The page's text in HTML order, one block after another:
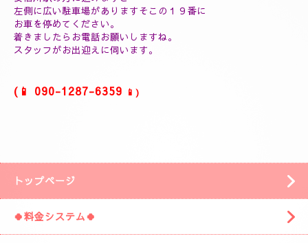
(フィシャルマッサージ１０分¥2000)
(ホットストーン30分¥5000)
(ソルトマッサージ¥3000)
❖❖❖❖❖❖❖❖❖
安倍川駅の方に進みますと
左側に広い駐車場がありますそこの１９番に
お車を停めてください。
着きましたら お電話お願いしますね。
スタッフがお出迎えに伺います。